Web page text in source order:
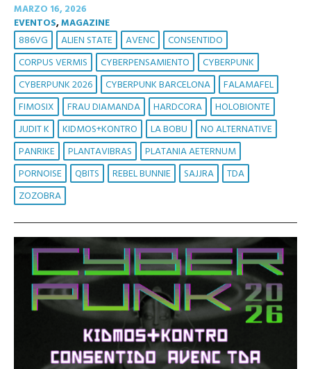
MARZO 16, 2026
EVENTOS,MAGAZINE
886VG ALIEN STATE AVENC
CONSENTIDO
CORPUS VERMIS
CYBERPENSAMIENTO
CYBERPUNK
CYBERPUNK 2026
CYBERPUNK BARCELONA
FALAMAFEL
FIMOSIX
FRAU DIAMANDA HARDCORA
HOLOBIONTE
JUDIT K
KIDMOS+KONTRO LA BOBU
NO ALTERNATIVE
PANRIKE
PLANTAVIBRAS
PLATANIA AETERNUM
PORNOISE
QBITS REBEL BUNNIE SAJJRA
TDA
ZOZOBRA